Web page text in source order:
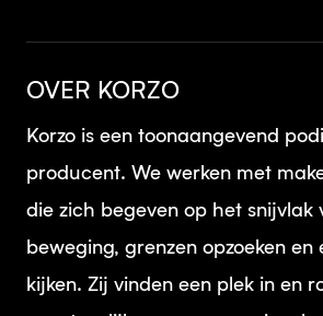
OVER KORZO
Korzo is een toonaangevend
producent. We werken met
die zich begeven op het snijvlak
beweging, grenzen opzoeken en
kijken. Zij vinden een plek in en